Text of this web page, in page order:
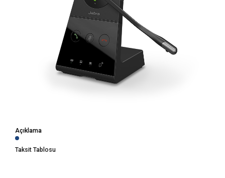
Açıklama
Taksit Tablosu